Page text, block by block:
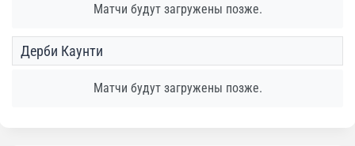
Матчи будут загружены позже.
Дерби Каунти
Матчи будут загружены позже.